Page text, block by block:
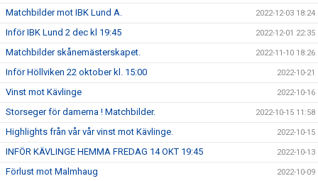
Matchbilder mot IBK Lund A. 2022-12-03 18:24
Inför IBK Lund 2 dec kl 19:45 2022-12-01 22:35
Matchbilder skånemästerskapet. 2022-11-10 18:26
Inför Höllviken 22 oktober kl. 15:00 2022-10-21
Vinst mot Kävlinge 2022-10-16
Storseger för damerna ! Matchbilder. 2022-10-15 11:58
Highlights från vår vår vinst mot Kävlinge. 2022-10-15
INFÖR KÄVLINGE HEMMA FREDAG 14 OKT 19:45 2022-10-13
Förlust mot Malmhaug 2022-10-09